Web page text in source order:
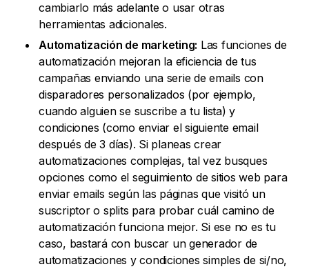
cambiarlo más adelante o usar otras
herramientas adicionales.
Automatización de marketing: Las funciones de
automatización mejoran la eficiencia de tus
campañas enviando una serie de emails con
disparadores personalizados (por ejemplo,
cuando alguien se suscribe a tu lista) y
condiciones (como enviar el siguiente email
después de 3 días). Si planeas crear
automatizaciones complejas, tal vez busques
opciones como el seguimiento de sitios web para
enviar emails según las páginas que visitó un
suscriptor o splits para probar cuál camino de
automatización funciona mejor. Si ese no es tu
caso, bastará con buscar un generador de
automatizaciones y condiciones simples de si/no,